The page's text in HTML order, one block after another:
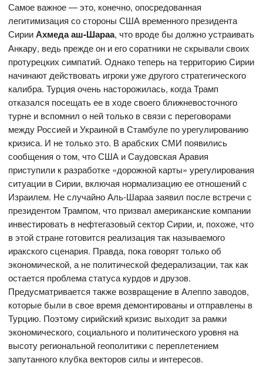
Самое важное — это, конечно, опосредованная
легитимизация со стороны США временного президента
СирииАхмеда аш-Шараа, что вроде бы должно устраивать
Анкару, ведь прежде он и его соратники не скрывали своих
протурецких симпатий. Однако теперь на территорию Сирии
начинают действовать игроки уже другого стратегического
калибра. Турция очень насторожилась, когда Трамп
отказался посещать ее в ходе своего ближневосточного
турне и вспомнил о ней только в связи с переговорами
между Россией и Украиной в Стамбуле по урегулированию
кризиса. И не только это. В арабских СМИ появились
сообщения о том, что США и Саудовская Аравия
приступили к разработке «дорожной карты» урегулирования
ситуации в Сирии, включая нормализацию ее отношений с
Израилем. Не случайно Аль-Шараа заявил после встречи с
президентом Трампом, что призвал американские компании
инвестировать в нефтегазовый сектор Сирии, и, похоже, что
в этой стране готовится реализация так называемого
иракского сценария. Правда, пока говорят только об
экономической, а не политической федерализации, так как
остается проблема статуса курдов и друзов.
Предусматривается также возвращение в Алеппо заводов,
которые были в свое время демонтированы и отправлены в
Турцию. Поэтому сирийский кризис выходит за рамки
экономического, социального и политического уровня на
высоту региональной геополитики с переплетением
запутанного клубка векторов силы и интересов.